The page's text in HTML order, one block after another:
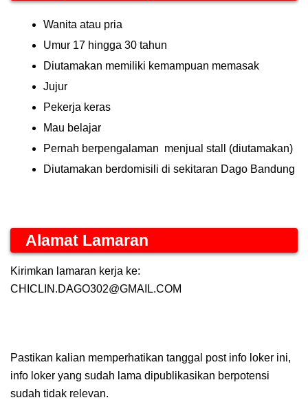
Wanita atau pria
Umur 17 hingga 30 tahun
Diutamakan memiliki kemampuan memasak
Jujur
Pekerja keras
Mau belajar
Pernah berpengalaman menjual stall (diutamakan)
Diutamakan berdomisili di sekitaran Dago Bandung
Alamat Lamaran
Kirimkan lamaran kerja ke:
CHICLIN.DAGO302@GMAIL.COM
Pastikan kalian memperhatikan tanggal post info loker ini,
info loker yang sudah lama dipublikasikan berpotensi
sudah tidak relevan.